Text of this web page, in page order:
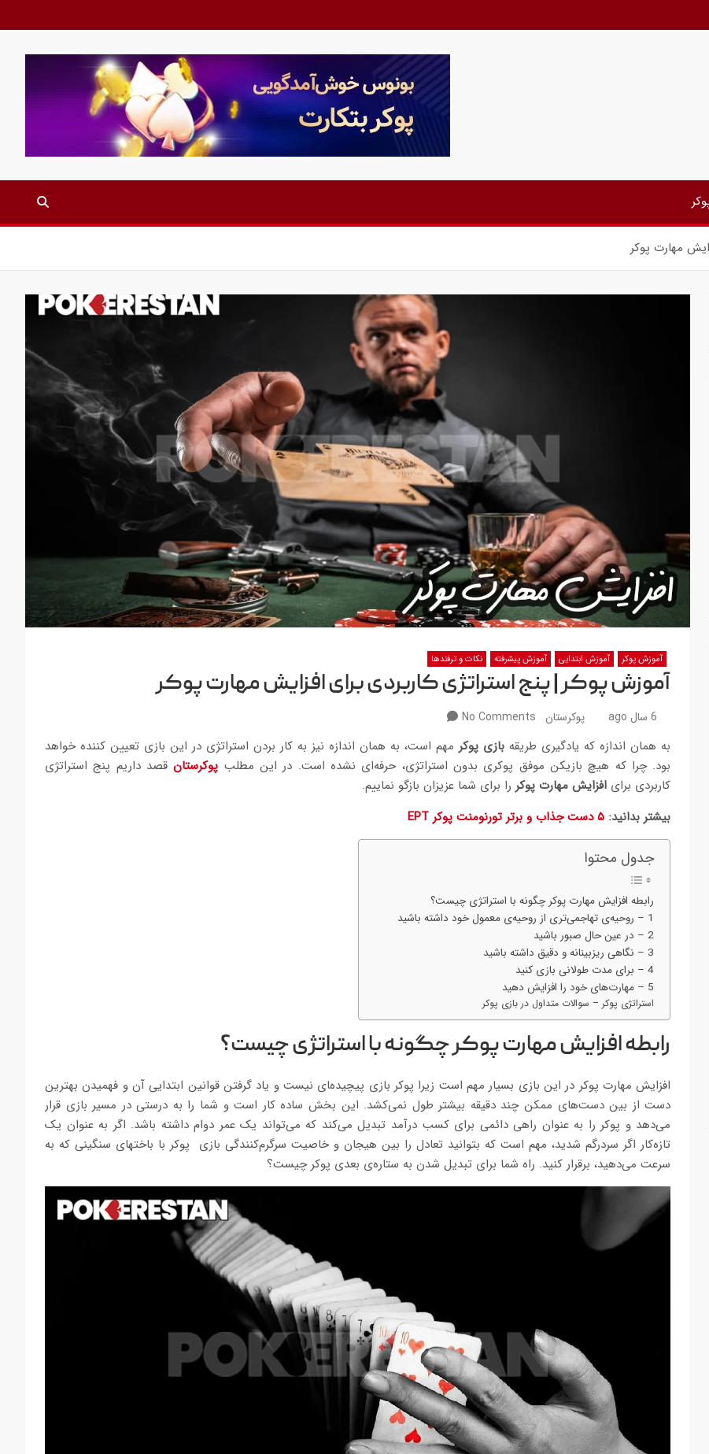
مهارت پوکر
آموزش پوکر آموزش ابتدایی آموزش پیشرفته نکات و ترفندها
آموزش پوکر | پنج استراتژی کاربردی برای افزایش مهارت پوکر
6 سال ago پوکرستان No Comments
به همان اندازه که یادگیری طریقه بازی پوکر مهم است، به همان اندازه نیز به کار بردن استراتژی در این بازی تعیین کننده خواهد
بود. چرا که هیچ بازیکن موفق پوکری بدون استراتژی، حرفه‌ای نشده است. در این مطلب پوکرستان قصد داریم پنج استراتژی
کاربردی برای افزایش مهارت پوکر را برای شما عزیزان بازگو نماییم.
بیشتر بدانید: ۵ دست جذاب و برتر تورنومنت پوکر EPT
جدول محتوا
رابطه افزایش مهارت پوکر چگونه با استراتژی چیست؟
1 – روحیه‏‌ی تهاجمی‌‏تری از روحیه‏‌ی معمول خود داشته باشید
2 – در عین حال صبور باشید
3 – نگاهی ریزبینانه و دقیق داشته باشید
4 – برای مدت طولانی بازی کنید
5 – مهارت‌های خود را افزایش دهید
استراتژی پوکر – سوالات متداول در بازی پوکر
رابطه افزایش مهارت پوکر چگونه با استراتژی چیست؟
افزایش مهارت پوکر در این بازی بسیار مهم است زیرا پوکر بازی پیچیده‌‍‏ای نیست و یاد گرفتن قوانین ابتدایی آن و فهمیدن بهترین
دست از بین دست‌‏های ممکن چند دقیقه بیشتر طول نمی‏‌کشد. این بخش ساده‏ کار است و شما را به درستی در مسیر بازی قرار
می‌‏دهد و پوکر را به عنوان راهی دائمی برای کسب درآمد تبدیل می‏‌کند که می‌‏تواند یک عمر دوام داشته باشد. اگر به عنوان یک
تازه‌‏کار اگر سردرگم شدید، مهم است که بتوانید تعادل را بین هیجان و خاصیت سرگرم‏‌کنندگی بازی پوکر با باخت‏های سنگینی که به
سرعت می‏‌دهید، برقرار کنید. راه شما برای تبدیل شدن به ستاره‏‌ی بعدی پوکر چیست؟